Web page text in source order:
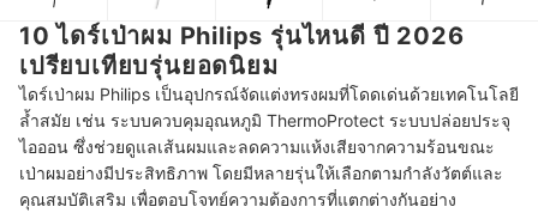
10 ไดร์เป่าผม Philips รุ่นไหนดี ปี 2026
เปรียบเทียบรุ่นยอดนิยม
ไดร์เป่าผม Philips เป็นอุปกรณ์จัดแต่งทรงผมที่โดดเด่นด้วยเทคโนโลยี
ล้ำสมัย เช่น ระบบควบคุมอุณหภูมิ ThermoProtect ระบบปล่อยประจุ
ไอออน ซึ่งช่วยดูแลเส้นผมและลดความแห้งเสียจากความร้อนขณะ
เป่าผมอย่างมีประสิทธิภาพ โดยมีหลายรุ่นให้เลือกตามกำลังวัตต์และ
คุณสมบัติเสริม เพื่อตอบโจทย์ความต้องการที่แตกต่างกันอย่าง